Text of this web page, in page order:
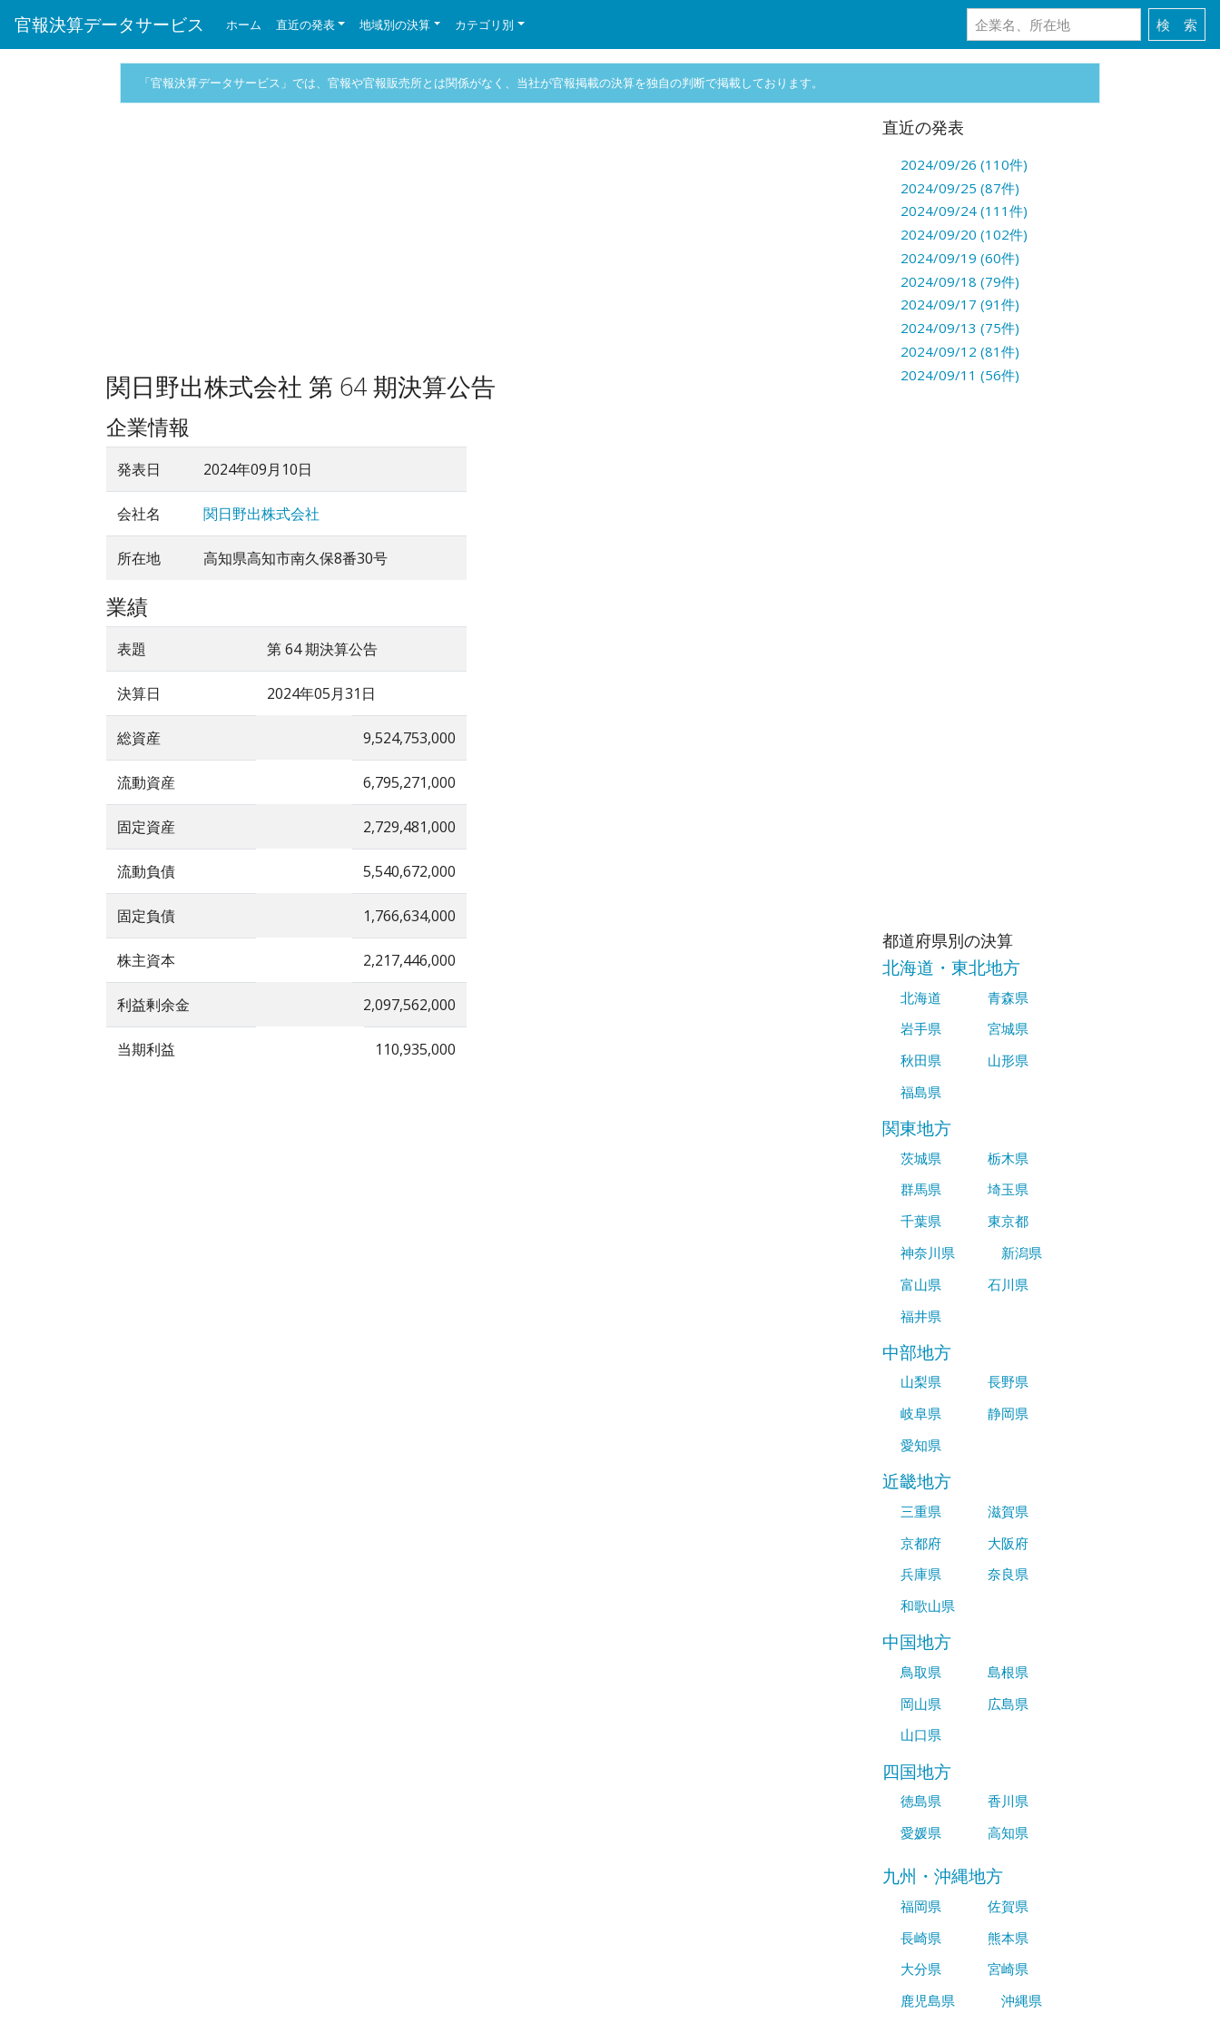
官報決算データサービス ホーム 直近の発表 地域別の決算 カテゴリ別
「官報決算データサービス」では、官報や官報販売所とは関係がなく、当社が官報掲載の決算を独自の判断で掲載しております。
関日野出株式会社 第 64 期決算公告
企業情報
発表日 2024年09月10日
会社名 関日野出株式会社
所在地 高知県高知市南久保8番30号
業績
表題 第 64 期決算公告
決算日 2024年05月31日
総資産 9,524,753,000
流動資産 6,795,271,000
固定資産 2,729,481,000
流動負債 5,540,672,000
固定負債 1,766,634,000
株主資本 2,217,446,000
利益剰余金 2,097,562,000
当期利益 110,935,000
直近の発表
2024/09/26 (110件)
2024/09/25 (87件)
2024/09/24 (111件)
2024/09/20 (102件)
2024/09/19 (60件)
2024/09/18 (79件)
2024/09/17 (91件)
2024/09/13 (75件)
2024/09/12 (81件)
2024/09/11 (56件)
都道府県別の決算
北海道・東北地方
北海道
青森県
岩手県
宮城県
秋田県
山形県
福島県
関東地方
茨城県
栃木県
群馬県
埼玉県
千葉県
東京都
神奈川県
新潟県
富山県
石川県
福井県
中部地方
山梨県
長野県
岐阜県
静岡県
愛知県
近畿地方
三重県
滋賀県
京都府
大阪府
兵庫県
奈良県
和歌山県
中国地方
鳥取県
島根県
岡山県
広島県
山口県
四国地方
徳島県
香川県
愛媛県
高知県
九州・沖縄地方
福岡県
佐賀県
長崎県
熊本県
大分県
宮崎県
鹿児島県
沖縄県